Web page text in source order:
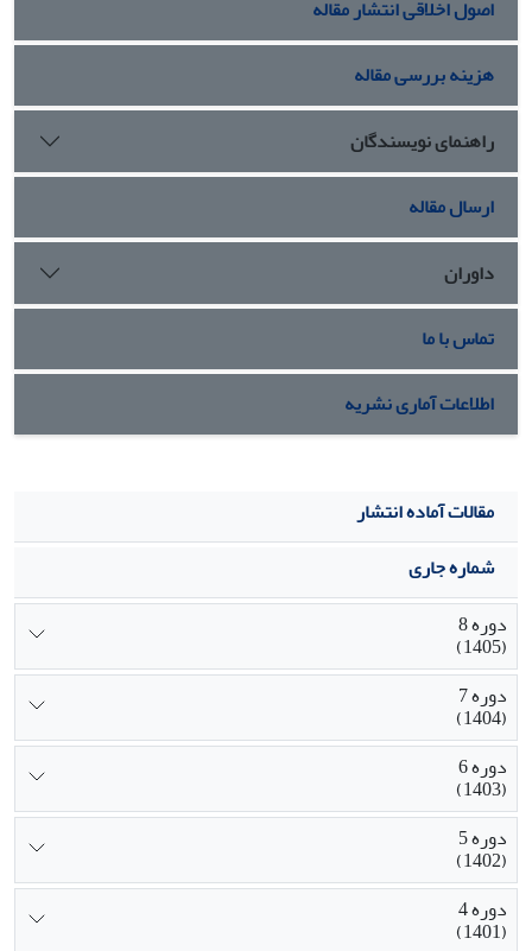
اصول اخلاقی انتشار مقاله
هزینه بررسی مقاله
راهنمای نویسندگان
ارسال مقاله
داوران
تماس با ما
اطلاعات آماری نشریه
مقالات آماده انتشار
شماره جاری
دوره 8
(1405)
دوره 7
(1404)
دوره 6
(1403)
دوره 5
(1402)
دوره 4
(1401)